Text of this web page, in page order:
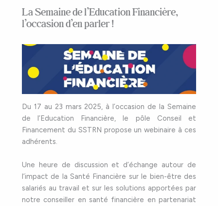
La Semaine de l’Education Financière,
l’occasion d’en parler !
Du 17 au 23 mars 2025, à l’occasion de la Semaine
de l’Education Financière, le pôle Conseil et
Financement du SSTRN propose un webinaire à ces
adhérents.
Une heure de discussion et d’échange autour de
l’impact de la Santé Financière sur le bien-être des
salariés au travail et sur les solutions apportées par
notre conseiller en santé financière en partenariat